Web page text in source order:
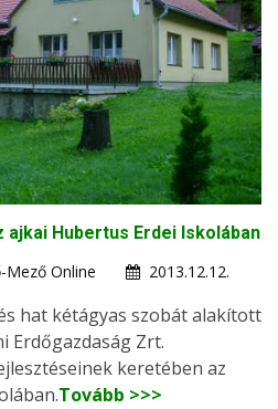
ajkai Hubertus Erdei Iskolában
Mező Online
2013.12.12.
hat kétágyas szobát alakított
Erdőgazdaság Zrt.
keretében az
Tovább >>>